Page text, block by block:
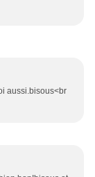
aussi.bisous<br